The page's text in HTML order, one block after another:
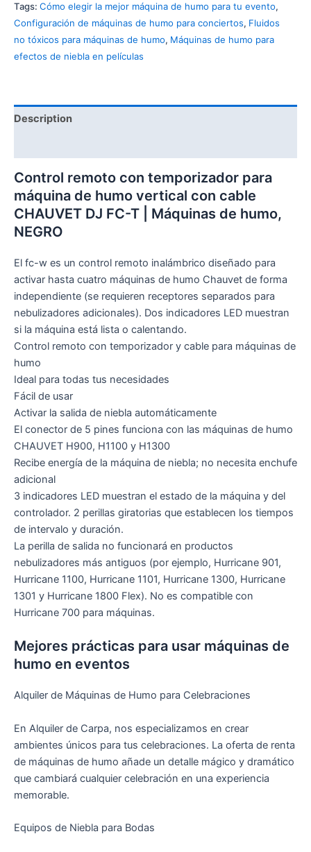
Tags: Cómo elegir la mejor máquina de humo para tu evento,
Configuración de máquinas de humo para conciertos, Fluidos
no tóxicos para máquinas de humo, Máquinas de humo para
efectos de niebla en películas
Description
Control remoto con temporizador para
máquina de humo vertical con cable
CHAUVET DJ FC-T | Máquinas de humo,
NEGRO
El fc-w es un control remoto inalámbrico diseñado para
activar hasta cuatro máquinas de humo Chauvet de forma
independiente (se requieren receptores separados para
nebulizadores adicionales). Dos indicadores LED muestran
si la máquina está lista o calentando.
Control remoto con temporizador y cable para máquinas de
humo
Ideal para todas tus necesidades
Fácil de usar
Activar la salida de niebla automáticamente
El conector de 5 pines funciona con las máquinas de humo
CHAUVET H900, H1100 y H1300
Recibe energía de la máquina de niebla; no necesita enchufe
adicional
3 indicadores LED muestran el estado de la máquina y del
controlador. 2 perillas giratorias que establecen los tiempos
de intervalo y duración.
La perilla de salida no funcionará en productos
nebulizadores más antiguos (por ejemplo, Hurricane 901,
Hurricane 1100, Hurricane 1101, Hurricane 1300, Hurricane
1301 y Hurricane 1800 Flex). No es compatible con
Hurricane 700 para máquinas.
Mejores prácticas para usar máquinas de
humo en eventos
Alquiler de Máquinas de Humo para Celebraciones
En Alquiler de Carpa, nos especializamos en crear
ambientes únicos para tus celebraciones. La oferta de renta
de máquinas de humo añade un detalle mágico y dramático
que cambiará cualquier celebración en una experiencia
memorable.
Equipos de Niebla para Bodas